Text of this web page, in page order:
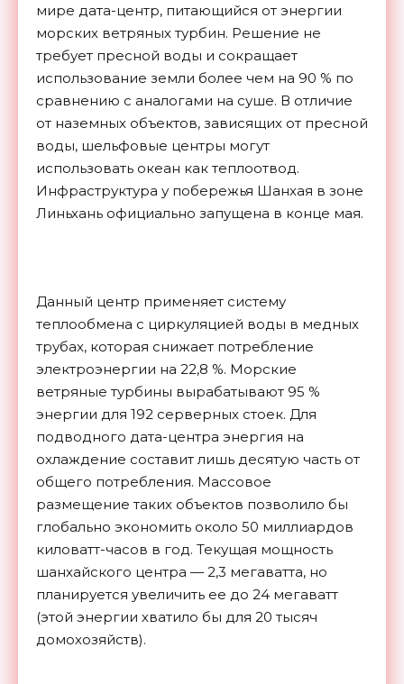
мире дата-центр, питающийся от энергии
морских ветряных турбин. Решение не
требует пресной воды и сокращает
использование земли более чем на 90 % по
сравнению с аналогами на суше. В отличие
от наземных объектов, зависящих от пресной
воды, шельфовые центры могут
использовать океан как теплоотвод.
Инфраструктура у побережья Шанхая в зоне
Линьхань официально запущена в конце мая.
Данный центр применяет систему
теплообмена с циркуляцией воды в медных
трубах, которая снижает потребление
электроэнергии на 22,8 %. Морские
ветряные турбины вырабатывают 95 %
энергии для 192 серверных стоек. Для
подводного дата-центра энергия на
охлаждение составит лишь десятую часть от
общего потребления. Массовое
размещение таких объектов позволило бы
глобально экономить около 50 миллиардов
киловатт-часов в год. Текущая мощность
шанхайского центра — 2,3 мегаватта, но
планируется увеличить ее до 24 мегаватт
(этой энергии хватило бы для 20 тысяч
домохозяйств).